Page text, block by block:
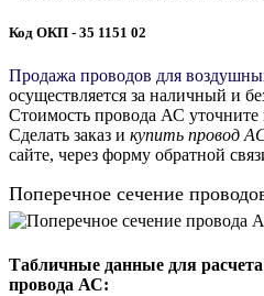
Код ОКП - 35 1151 02
Продажа проводов для
осуществляется за наличный и
Стоимость провода АС уточните
Сделать заказ и купить провод
сайте, через форму обратной
Поперечное сечение
Табличные данные для
провода АС: